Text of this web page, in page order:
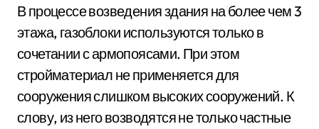
В процессе возведения здания на более чем 3
этажа, газоблоки используются только в
сочетании с армопоясами. При этом
стройматериал не применяется для
сооружения слишком высоких сооружений. К
слову, из него возводятся не только частные